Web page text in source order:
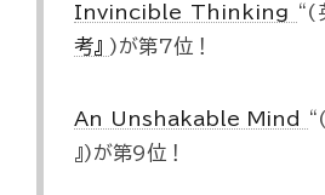
Invincible Thinking “(
考』 )が第7位！
An Unshakable Mind
』)が第9位！